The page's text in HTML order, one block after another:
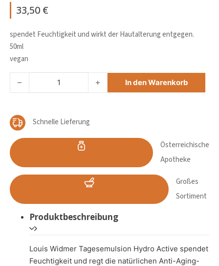
33,50 €
spendet Feuchtigkeit und wirkt der Hautalterung entgegen.
50ml
vegan
LOUIS WIDMER TAGESEMULSION HYDRO ACTIVE UV30
In den Warenkorb
Schnelle Lieferung
Österreichische
Apotheke
Großes
Sortiment
Produktbeschreibung
Louis Widmer Tagesemulsion Hydro Active spendet
Feuchtigkeit und regt die natürlichen Anti-Aging-